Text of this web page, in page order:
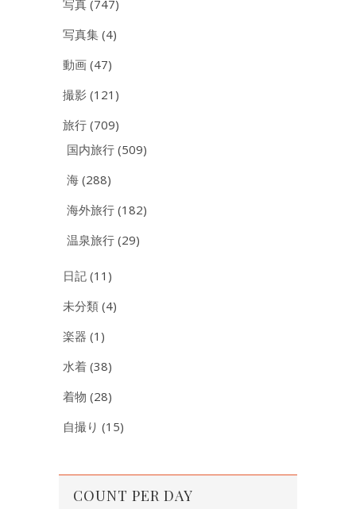
写真 (747)
写真集 (4)
動画 (47)
撮影 (121)
旅行 (709)
国内旅行 (509)
海 (288)
海外旅行 (182)
温泉旅行 (29)
日記 (11)
未分類 (4)
楽器 (1)
水着 (38)
着物 (28)
自撮り (15)
COUNT PER DAY